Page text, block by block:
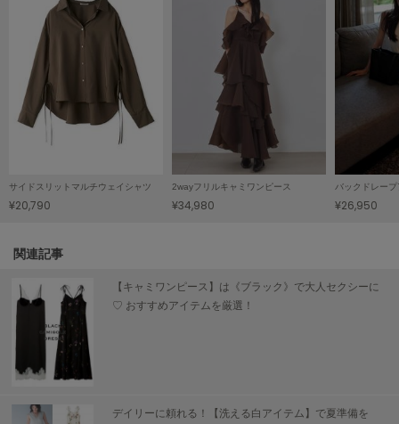
LILY BROWN
リリーブラウン
LILY BROWN Lingerie
リリーブラウンランジェリー
LITTLE UNION TOKYO
リトルユニオン トウキョウ
made of Organics
メイドオブオーガニクス
ミチュ コケット
MIESROHE
ミースロエ
miies miim
ミーエスミーム
ミラオーウェン
サイドスリットマルチウェイシャツ
¥20,790
2wayフリルキャミワンピース
¥34,980
バックドレー
¥26,950
関連記事
【キャミワンピース】は《ブラック》で大人セクシーに
♡ おすすめアイテムを厳選！
デイリーに頼れる！【洗える白アイテム】で夏準備を